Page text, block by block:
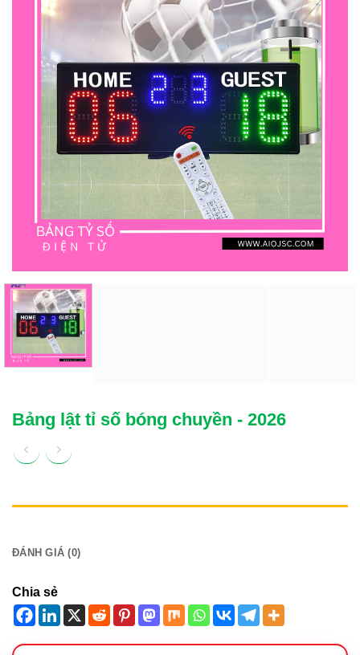
Bảng lật tỉ số bóng chuyền - 2026
ĐÁNH GIÁ (0)
Chia sẻ